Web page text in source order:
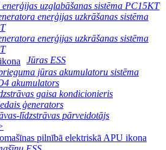
uzglabāšanas sistēma PC15KT
enerģijas uzkrāšanas sistēma
enerģijas uzkrāšanas sistēma
Jūras ESS
jūras akumulatoru sistēma
akumulators
gaisa kondicionieris
ģenerators
līdzstrāvas pārveidotājs